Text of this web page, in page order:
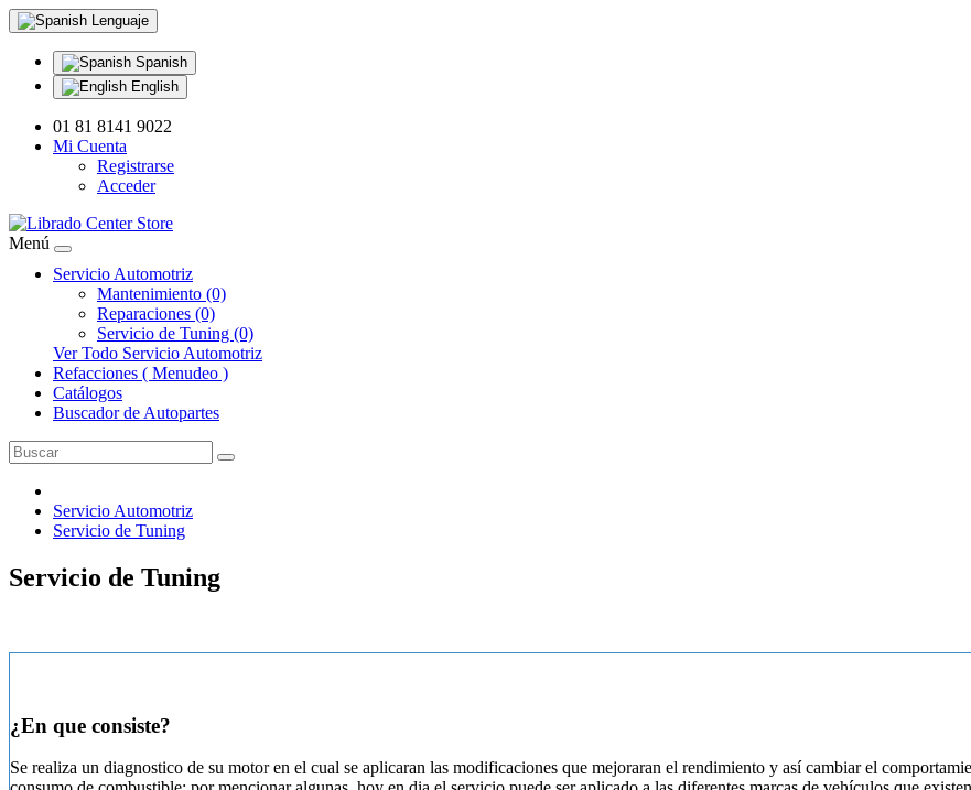
Lenguaje
Spanish
English
01 81 8141 9022
Mi Cuenta
Registrarse
Acceder
Menú
Servicio Automotriz
Mantenimiento (0)
Reparaciones (0)
Servicio de Tuning (0)
Ver Todo Servicio Automotriz
Refacciones ( Menudeo )
Catálogos
Buscador de Autopartes
Servicio Automotriz
Servicio de Tuning
Servicio de Tuning
¿En que consiste?
Se realiza un diagnostico de su motor en el cual se aplicaran las modificaciones que mejoraran el rendimiento y así cambiar el